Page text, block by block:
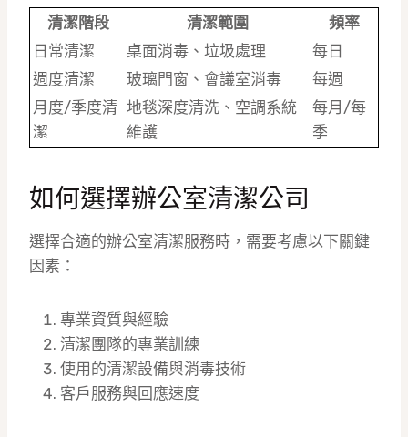
清潔階段 清潔範圍
頻率
日常清潔
桌面消毒、垃圾處理
每日
週度清潔
玻璃門窗、會議室消毒
每週
月度/季度清
潔
地毯深度清洗、空調系統
維護
每月/每
季
如何選擇辦公室清潔公司
選擇合適的辦公室清潔服務時，需要考慮以下關鍵
因素：
專業資質與經驗
清潔團隊的專業訓練
使用的清潔設備與消毒技術
客戶服務與回應速度